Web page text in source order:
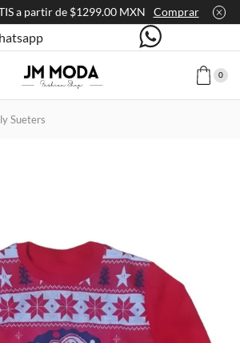
a partir de $1299.00 MXN Comprar
0
Sueters